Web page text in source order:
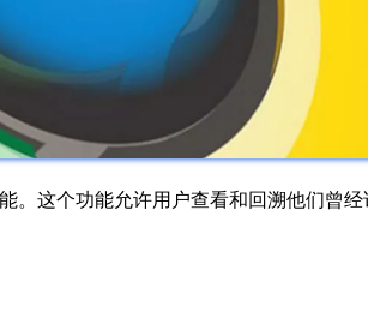
。这个功能允许用户查看和回溯他们曾